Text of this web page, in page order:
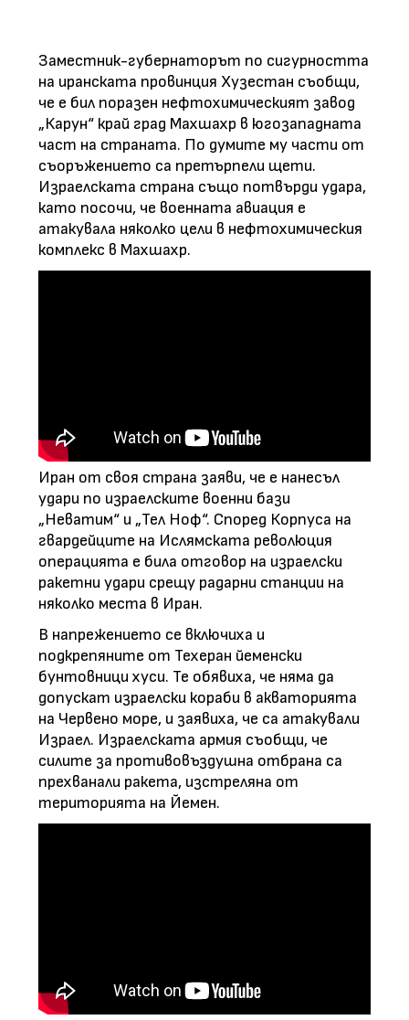
Заместник-губернаторът по сигурността
на иранската провинция Хузестан съобщи,
че е бил поразен нефтохимическият завод
„Карун“ край град Махшахр в югозападната
част на страната. По думите му части от
съоръжението са претърпели щети.
Израелската страна също потвърди удара,
като посочи, че военната авиация е
атакувала няколко цели в нефтохимическия
комплекс в Махшахр.
Иран от своя страна заяви, че е нанесъл
удари по израелските военни бази
„Неватим“ и „Тел Ноф“. Според Корпуса на
гвардейците на Ислямската революция
операцията е била отговор на израелски
ракетни удари срещу радарни станции на
няколко места в Иран.
В напрежението се включиха и
подкрепяните от Техеран йеменски
бунтовници хуси. Те обявиха, че няма да
допускат израелски кораби в акваторията
на Червено море, и заявиха, че са атакували
Израел. Израелската армия съобщи, че
силите за противовъздушна отбрана са
прехванали ракета, изстреляна от
територията на Йемен.